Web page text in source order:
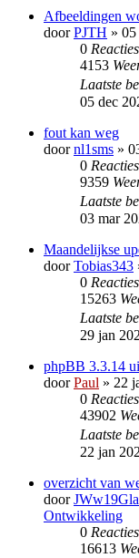
Afbeeldingen
doorPJTH »
0 Reacties
4153
Laatste
05 dec
fout kan weg
doornl1sms »
0 Reacties
9359
Laatste
03 mar
Maandelijkse
doorTobias343
0 Reacties
15263
Laatste
29 jan
phpBB 3.3.14
doorPaul » 22
0 Reacties
43902
Laatste
22 jan
overzicht van
door
Ontwikkeling
0 Reacties
16613